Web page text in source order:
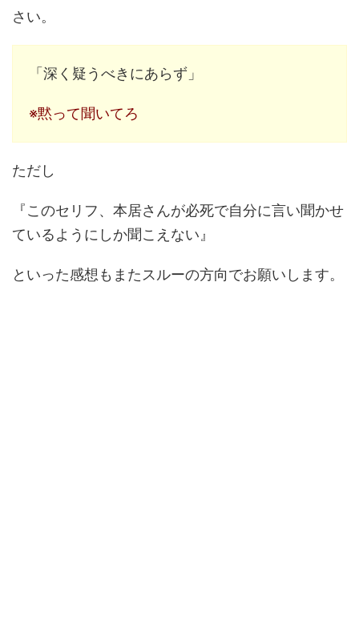
さい。
「深く疑うべきにあらず」
※黙って聞いてろ
ただし
『このセリフ、本居さんが必死で自分に言い聞かせ
ているようにしか聞こえない』
といった感想もまたスルーの方向でお願いします。